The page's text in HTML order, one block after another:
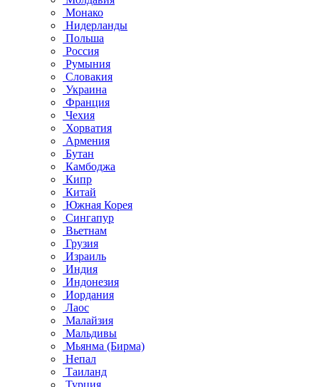
Монако
Нидерланды
Польша
Россия
Румыния
Словакия
Украина
Франция
Чехия
Хорватия
Армения
Бутан
Камбоджа
Кипр
Китай
Южная Корея
Сингапур
Вьетнам
Грузия
Израиль
Индия
Индонезия
Иордания
Лаос
Малайзия
Мальдивы
Мьянма (Бирма)
Непал
Таиланд
Турция